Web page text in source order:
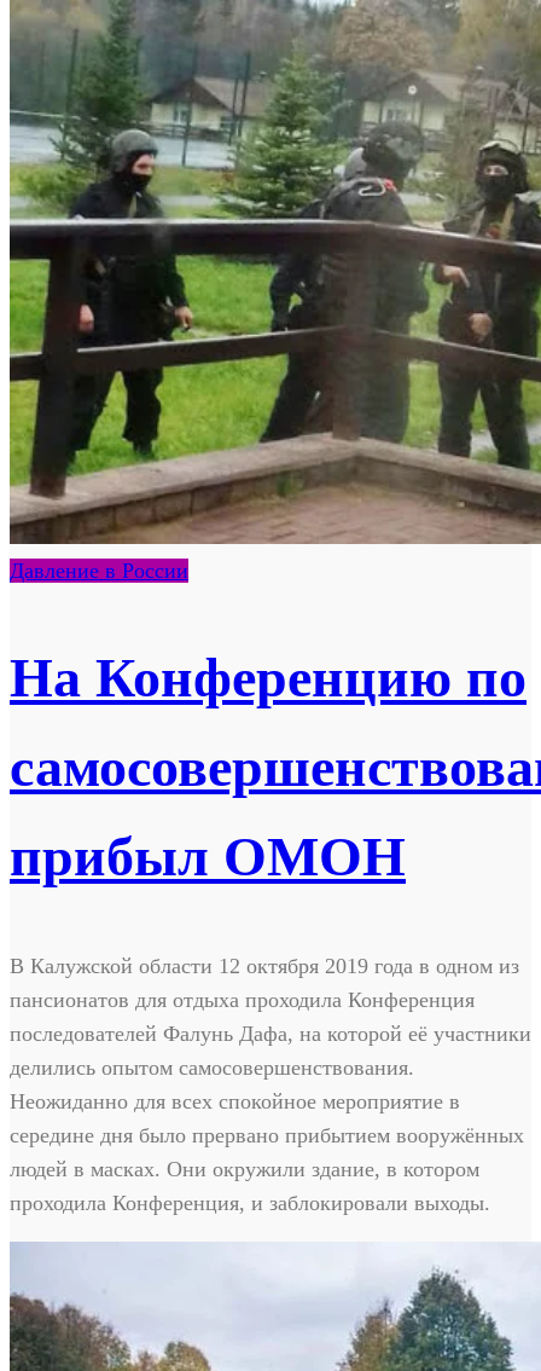
Давление в России
На Конференцию по
прибыл ОМОН
В Калужской области 12 октября 2019 года в одном из
пансионатов для отдыха проходила Конференция
последователей Фалунь Дафа, на которой её участники
делились опытом самосовершенствования.
Неожиданно для всех спокойное мероприятие в
середине дня было прервано прибытием вооружённых
людей в масках. Они окружили здание, в котором
проходила Конференция, и заблокировали выходы.